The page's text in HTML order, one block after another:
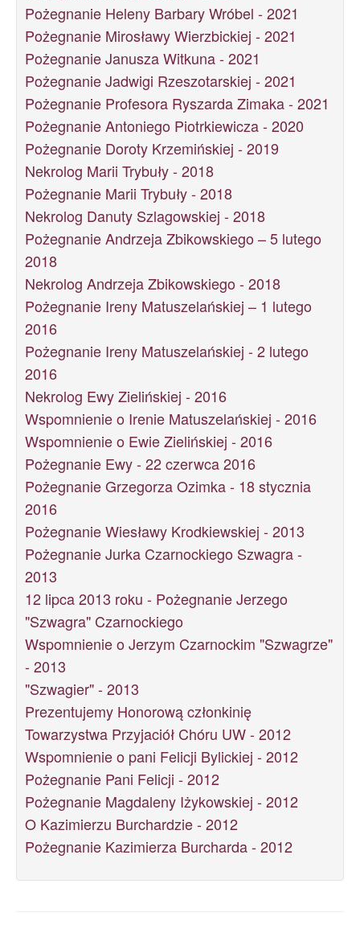
Pożegnanie Heleny Barbary Wróbel - 2021
Pożegnanie Mirosławy Wierzbickiej - 2021
Pożegnanie Janusza Witkuna - 2021
Pożegnanie Jadwigi Rzeszotarskiej - 2021
Pożegnanie Profesora Ryszarda Zimaka - 2021
Pożegnanie Antoniego Piotrkiewicza - 2020
Pożegnanie Doroty Krzemińskiej - 2019
Nekrolog Marii Trybuły - 2018
Pożegnanie Marii Trybuły - 2018
Nekrolog Danuty Szlagowskiej - 2018
Pożegnanie Andrzeja Zbikowskiego – 5 lutego
2018
Nekrolog Andrzeja Zbikowskiego - 2018
Pożegnanie Ireny Matuszelańskiej – 1 lutego
2016
Pożegnanie Ireny Matuszelańskiej - 2 lutego
2016
Nekrolog Ewy Zielińskiej - 2016
Wspomnienie o Irenie Matuszelańskiej - 2016
Wspomnienie o Ewie Zielińskiej - 2016
Pożegnanie Ewy - 22 czerwca 2016
Pożegnanie Grzegorza Ozimka - 18 stycznia
2016
Pożegnanie Wiesławy Krodkiewskiej - 2013
Pożegnanie Jurka Czarnockiego Szwagra -
2013
12 lipca 2013 roku - Pożegnanie Jerzego
"Szwagra" Czarnockiego
Wspomnienie o Jerzym Czarnockim "Szwagrze"
- 2013
"Szwagier" - 2013
Prezentujemy Honorową członkinię
Towarzystwa Przyjaciół Chóru UW - 2012
Wspomnienie o pani Felicji Bylickiej - 2012
Pożegnanie Pani Felicji - 2012
Pożegnanie Magdaleny Iżykowskiej - 2012
O Kazimierzu Burchardzie - 2012
Pożegnanie Kazimierza Burcharda - 2012